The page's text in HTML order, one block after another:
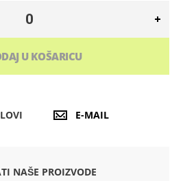
U KOŠARICU
E-MAIL
NAŠE PROIZVODE